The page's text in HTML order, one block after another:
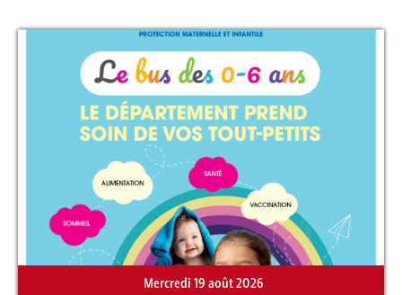
Rechercher sur le site
Mercredi 19 août 2026